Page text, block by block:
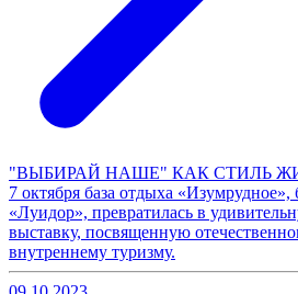
"ВЫБИРАЙ НАШЕ" КАК СТИЛЬ
7 октября база отдыха «Изумрудное»,
«Луидор», превратилась в
выставку, посвященную
внутреннему туризму.